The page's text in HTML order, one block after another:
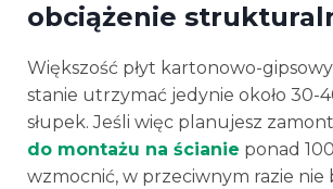
obciążenie
Większość płyt kartonowo-
stanie utrzymać jedynie około 30-
słupek. Jeśli więc planujesz
do montażu na ścianie ponad
wzmocnić, w przeciwnym razie nie